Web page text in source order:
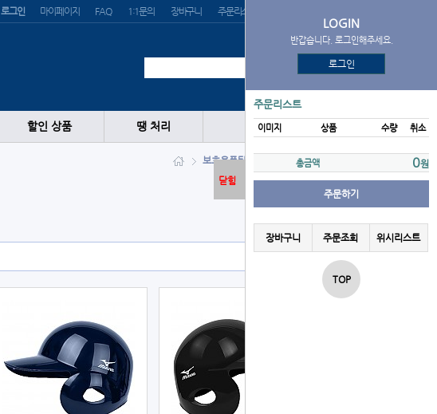
로그인 마이페이지 FAQ 1:1문의 장바구니 주문리스트
할인 상품 땡 처리
보호용품타자헬멧 MIZUNO
LOGIN
반갑습니다. 로그인해주세요.
로그인
주문리스트
이미지 상품 수량 취소
총금액 0원
주문하기
장바구니 주문조회 위시리스트
TOP
닫힘